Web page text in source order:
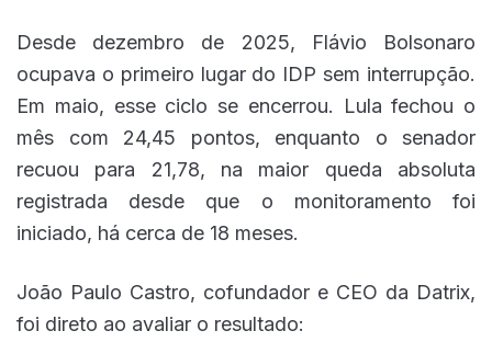
Desde dezembro de 2025, Flávio Bolsonaro
ocupava o primeiro lugar do IDP sem interrupção.
Em maio, esse ciclo se encerrou. Lula fechou o
mês com 24,45 pontos, enquanto o senador
recuou para 21,78, na maior queda absoluta
registrada desde que o monitoramento foi
iniciado, há cerca de 18 meses.
João Paulo Castro, cofundador e CEO da Datrix,
foi direto ao avaliar o resultado: